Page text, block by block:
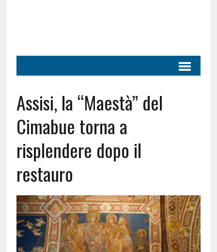
Assisi, la “Maestà” del
Cimabue torna a
risplendere dopo il
restauro